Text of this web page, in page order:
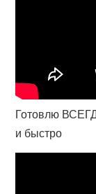
Готовлю
и быстро